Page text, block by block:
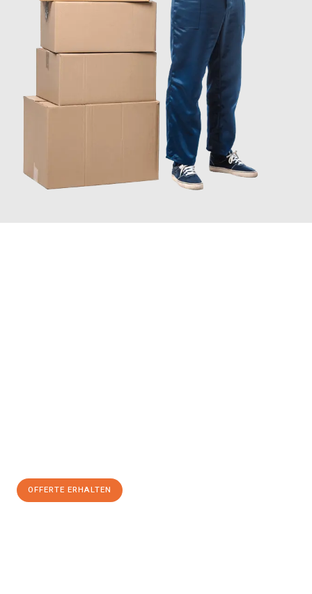
OFFERTE ERHALTEN